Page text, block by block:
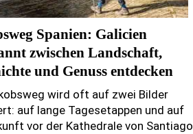
Spanien: Galicien
zwischen Landschaft,
und Genuss entdecken
wird oft auf zwei Bilder
auf lange Tagesetappen und auf
vor der Kathedrale von Santiago